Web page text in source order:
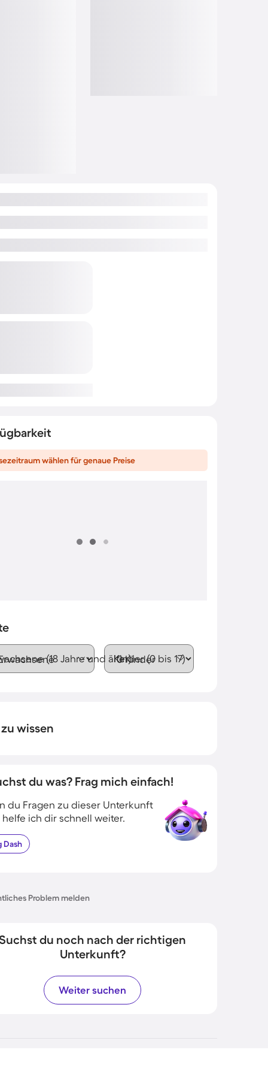
wählen für genaue Preise
(18 Jahre und älter)Kinder (0 bis 17)
wissen
du was? Frag mich einfach!
du Fragen zu dieser Unterkunft
helfe ich dir schnell weiter.
Dash
Problem melden
du noch nach der richtigen
Unterkunft?
Weiter suchen